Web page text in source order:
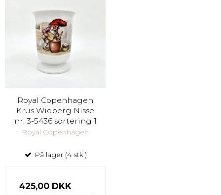
Royal Copenhagen
Krus Wieberg Nisse
nr. 3-5436 sortering 1
Royal Copenhagen
På lager (4 stk.)
425,00 DKK